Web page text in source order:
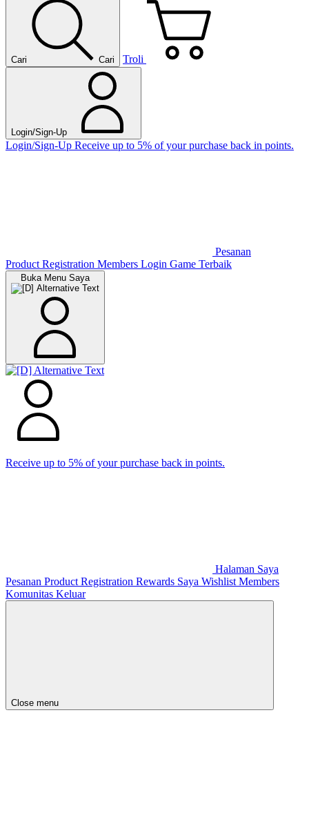
Cari Cari Troli
Login/Sign-Up
Login/Sign-Up Receive up to 5% of your purchase back in points.
Pesanan
Product Registration Members Login Game Terbaik
Buka Menu Saya
Receive up to 5% of your purchase back in points.
Halaman Saya
Pesanan Product Registration Rewards Saya Wishlist Members
Komunitas Keluar
Close menu